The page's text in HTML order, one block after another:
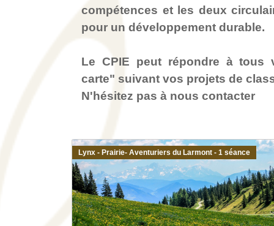
compétences et les deux
pour un développement durable.
Le CPIE peut répondre à tous
carte" suivant vos projets de
N'hésitez pas à nous contacter
Lynx - Prairie- Aventuriers du Larmont - 1 séance